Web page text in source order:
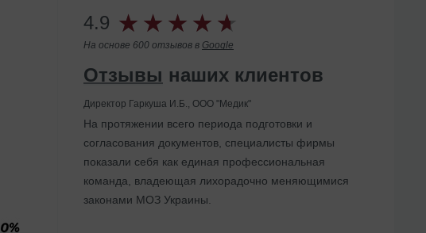
4.9
На основе 600 отзывов в Google
Отзывы наших клиентов
Директор Гаркуша И.Б., ООО "Медик"
На протяжении всего периода подготовки и
согласования документов, специалисты фирмы
показали себя как единая профессиональная
команда, владеющая лихорадочно меняющимися
законами МОЗ Украины.
Мы получали консультации по поводу организации
работы центра, оформления трудовых отношений с
различным медицинским оборудованием
... Воспользовавшись услугами Юридической
компании «Правовая помощь» мы не только смогли
решить наши задачи, но и нашли для себя
компетентного и надежного партнера.